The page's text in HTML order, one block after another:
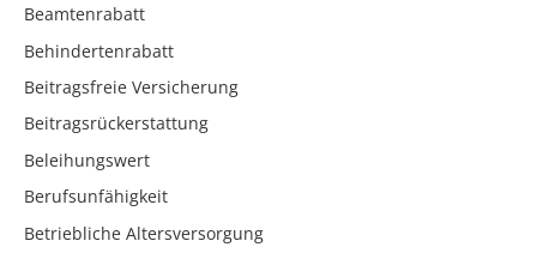
Beamtenrabatt
Behindertenrabatt
Beitragsfreie Versicherung
Beitragsrückerstattung
Beleihungswert
Berufsunfähigkeit
Betriebliche Altersversorgung